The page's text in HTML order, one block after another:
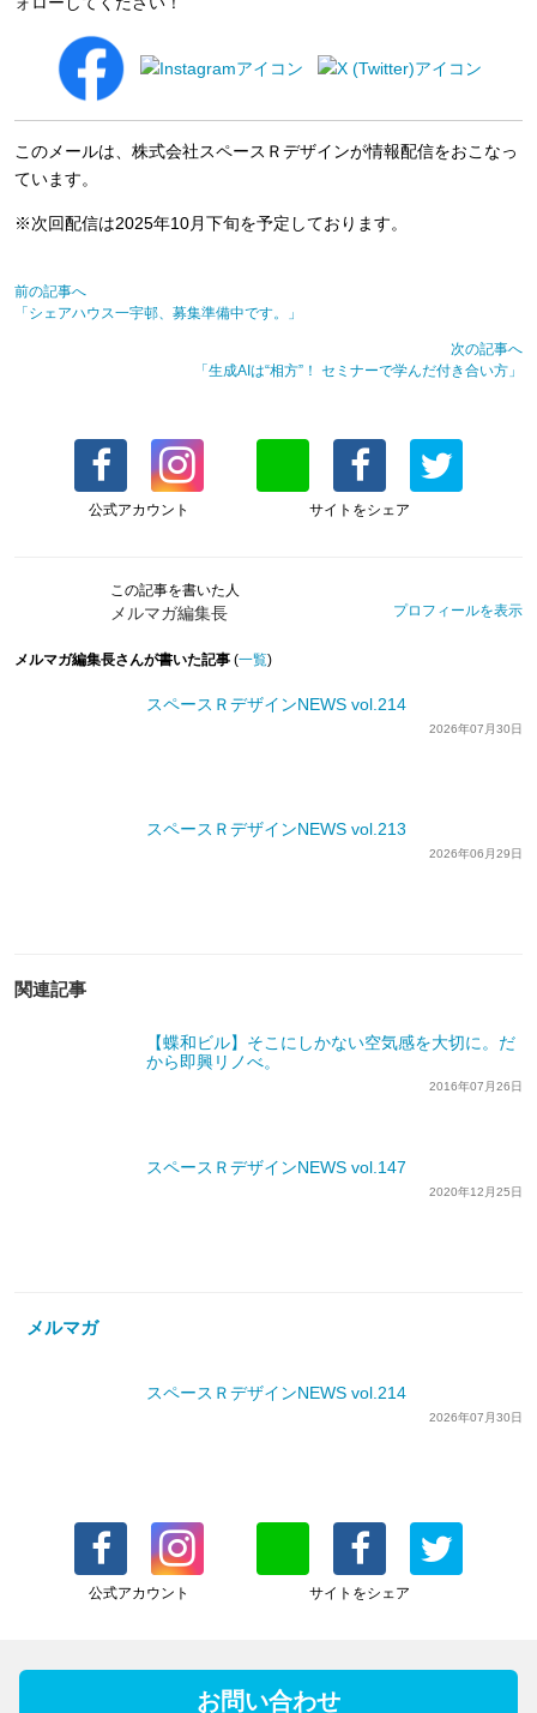
このメールは、株式会社スペースＲデザインが情報配信をおこなっ
ています。
※次回配信は2025年10月下旬を予定しております。
前の記事へ
「シェアハウス一宇邨、募集準備中です。」
次の記事へ
「生成AIは“相方”！ セミナーで学んだ付き合い方」
公式アカウント サイトをシェア
この記事を書いた人
メルマガ編集長 プロフィールを表示
メルマガ編集長さんが書いた記事 (一覧)
スペースＲデザインNEWS vol.214
2026年07月30日
スペースＲデザインNEWS vol.213
2026年06月29日
関連記事
【蝶和ビル】そこにしかない空気感を大切に。だ
から即興リノべ。
2016年07月26日
スペースＲデザインNEWS vol.147
2020年12月25日
メルマガ
スペースＲデザインNEWS vol.214
2026年07月30日
公式アカウント サイトをシェア
お問い合わせ